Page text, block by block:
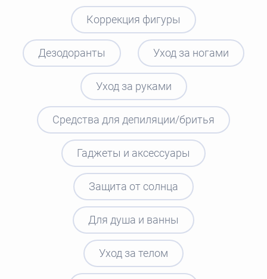
Коррекция фигуры
Дезодоранты Уход за ногами
Уход за руками
Средства для депиляции/бритья
Гаджеты и аксессуары
Защита от солнца
Для душа и ванны
Уход за телом